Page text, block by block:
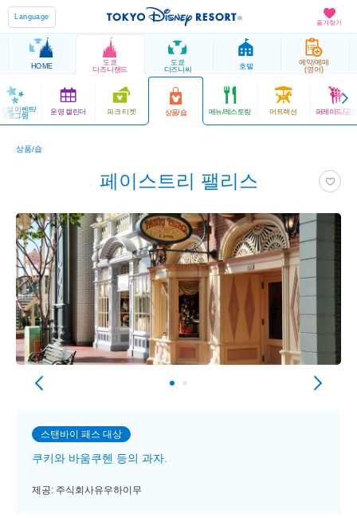
즐겨찾기
Language
HOME
도쿄
디즈니랜드
도쿄
디즈니씨
호텔
예약/예매
(영어)
셜 이벤트/
프로그램 운영 캘린더 파크 티켓 상품/숍 메뉴/레스토랑 어트랙션 퍼레이드/공연
상품/숍
페이스트리 팰리스
스탠바이 패스 대상
쿠키와 바움쿠헨 등의 과자.
제공: 주식회사유우하이무